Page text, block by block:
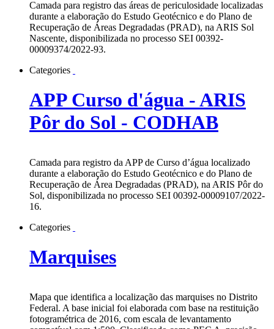
Camada para registro das áreas de periculosidade localizadas
durante a elaboração do Estudo Geotécnico e do Plano de
Recuperação de Áreas Degradadas (PRAD), na ARIS Sol
Nascente, disponibilizada no processo SEI 00392-
00009374/2022-93.
Categories
APP Curso d'água - ARIS
Pôr do Sol - CODHAB
Camada para registro da APP de Curso d’água localizado
durante a elaboração do Estudo Geotécnico e do Plano de
Recuperação de Área Degradadas (PRAD), na ARIS Pôr do
Sol, disponibilizada no processo SEI 00392-00009107/2022-
16.
Categories
Marquises
Mapa que identifica a localização das marquises no Distrito
Federal. A base inicial foi elaborada com base na restituição
fotogramétrica de 2016, com escala de levantamento